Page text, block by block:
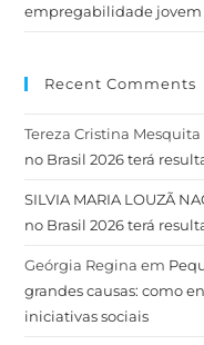
empregabilidade jovem
Recent Comments
Tereza Cristina Mesquita
no Brasil 2026 terá
SILVIA MARIA LOUZÃ
no Brasil 2026 terá
Geórgia Regina em
grandes causas: como
iniciativas sociais